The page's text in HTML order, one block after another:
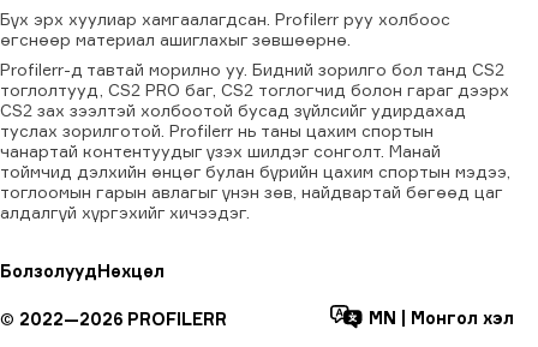
Бүх эрх хуулиар хамгаалагдсан. Profilerr руу холбоос
өгснөөр материал ашиглахыг зөвшөөрнө.
Profilerr-д тавтай морилно уу. Бидний зорилго бол танд CS2
тоглолтууд, CS2 PRO баг, CS2 тоглогчид болон гараг дээрх
CS2 зах зээлтэй холбоотой бусад зүйлсийг удирдахад
туслах зорилготой. Profilerr нь таны цахим спортын
чанартай контентуудыг үзэх шилдэг сонголт. Манай
тоймчид дэлхийн өнцөг булан бүрийн цахим спортын мэдээ,
тоглоомын гарын авлагыг үнэн зөв, найдвартай бөгөөд цаг
алдалгүй хүргэхийг хичээдэг.
БолзолуудНөхцөл
© 2022—2026 PROFILERR MN Монгол хэл